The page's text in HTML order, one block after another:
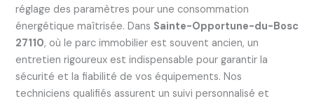
réglage des paramètres pour une consommation
énergétique maîtrisée. Dans Sainte-Opportune-du-Bosc
27110, où le parc immobilier est souvent ancien, un
entretien rigoureux est indispensable pour garantir la
sécurité et la fiabilité de vos équipements. Nos
techniciens qualifiés assurent un suivi personnalisé et